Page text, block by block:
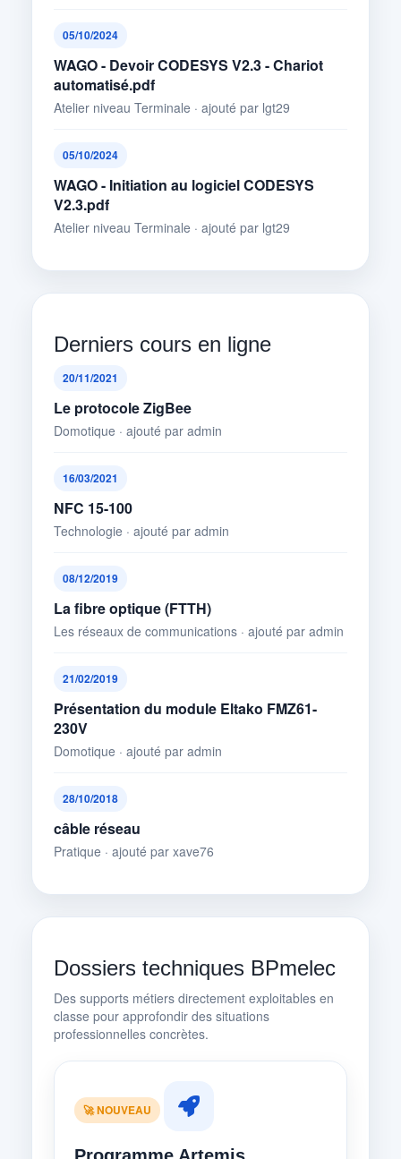
05/10/2024
WAGO - Devoir CODESYS V2.3 - Chariot
automatisé.pdf
Atelier niveau Terminale · ajouté par lgt29
05/10/2024
WAGO - Initiation au logiciel CODESYS
V2.3.pdf
Atelier niveau Terminale · ajouté par lgt29
Derniers cours en ligne
20/11/2021
Le protocole ZigBee
Domotique · ajouté par admin
16/03/2021
NFC 15-100
Technologie · ajouté par admin
08/12/2019
La fibre optique (FTTH)
Les réseaux de communications · ajouté par admin
21/02/2019
Présentation du module Eltako FMZ61-
230V
Domotique · ajouté par admin
28/10/2018
câble réseau
Pratique · ajouté par xave76
Dossiers techniques BPmelec
Des supports métiers directement exploitables en
classe pour approfondir des situations
professionnelles concrètes.
🚀 NOUVEAU